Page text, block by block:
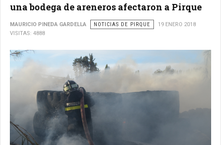
una bodega de areneros afectaron a Pirque
MAURICIO PINEDA GARDELLA NOTICIAS DE PIRQUE
19 ENERO 2018
VISITAS: 4888